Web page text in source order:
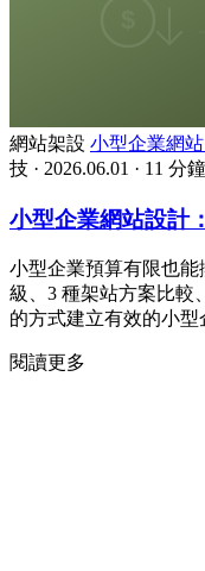
網站架設 小型企業網站
技 · 2026.06.01 · 11 分
小型企業網站設計
小型企業預算有限也
級、3 種架站方案比較
的方式建立有效的小型
閱讀更多